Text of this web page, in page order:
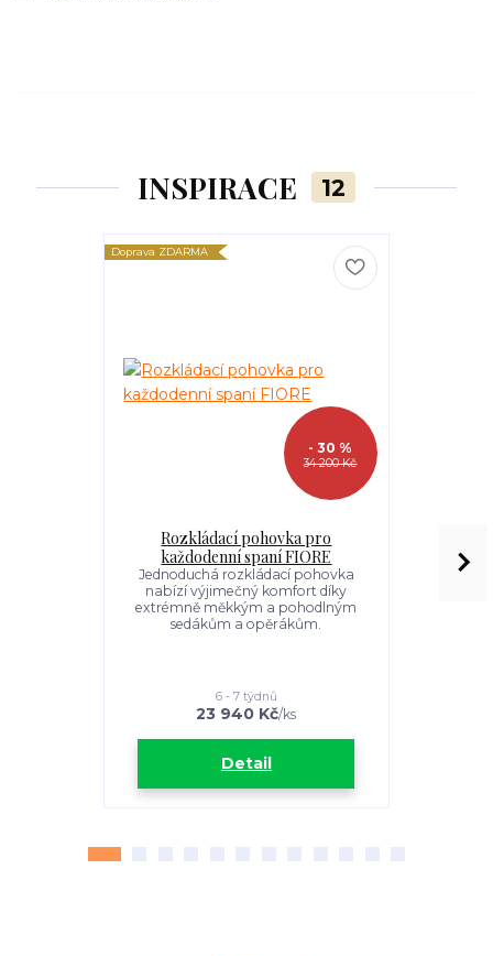
INSPIRACE 12
Doprava ZDARMA
34 200 Kč
- 30 %
Rozkládací pohovka pro
každodenní spaní FIORE
Jednoduchá rozkládací pohovka
nabízí výjimečný komfort díky
extrémně měkkým a pohodlným
sedákům a opěrákům.
23 940 Kč/ks
6 - 7 týdnů
Detail